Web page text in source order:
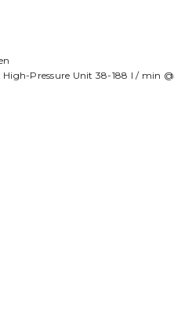
Pressure Unit 38-188 l / min @